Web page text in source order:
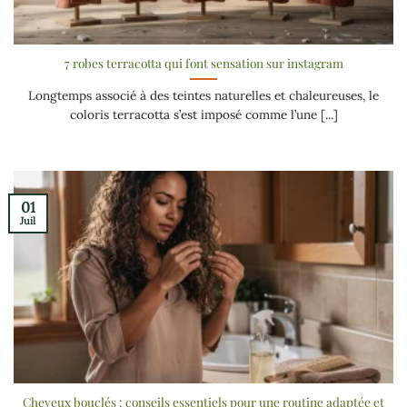
7 robes terracotta qui font sensation sur instagram
Longtemps associé à des teintes naturelles et chaleureuses, le
coloris terracotta s’est imposé comme l’une [...]
Cheveux bouclés : conseils essentiels pour une routine adaptée et
01
Juil